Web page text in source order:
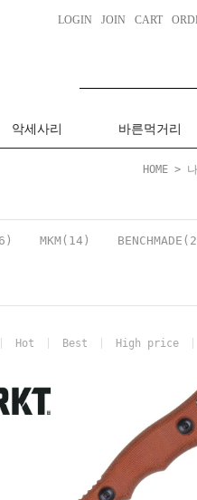
LOGIN JOIN CART
악세사리 바른먹거리
HOME >
MKM(14)
Hot Best High price